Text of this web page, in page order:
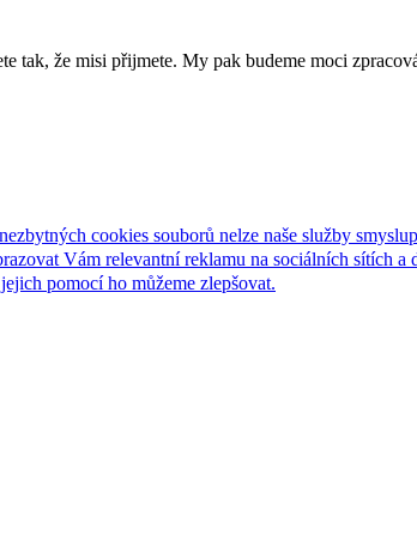
tak, že misi přijmete. My pak budeme moci
cookies souborů nelze naše služby
Vám relevantní reklamu na sociálních sítích a
pomocí ho můžeme zlepšovat.